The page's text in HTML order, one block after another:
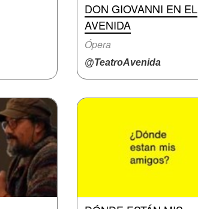
DON GIOVANNI EN EL
AVENIDA
Ópera
@TeatroAvenida